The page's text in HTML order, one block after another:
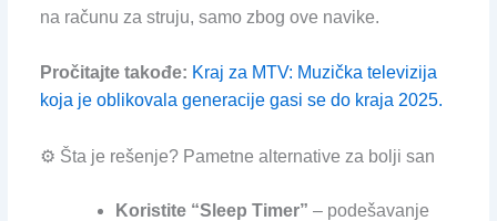
na računu za struju, samo zbog ove navike.
Pročitajte takođe: Kraj za MTV: Muzička televizija
koja je oblikovala generacije gasi se do kraja 2025.
⚙️ Šta je rešenje? Pametne alternative za bolji san
Koristite “Sleep Timer” – podešavanje